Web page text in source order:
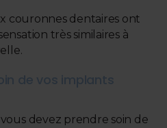
couronnes dentaires ont
très similaires à
de vos implants
devez prendre soin de